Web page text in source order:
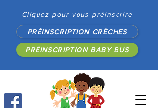
Cliquez pour vous préinscrire
PRÉINSCRIPTION CRÈCHES
PRÉINSCRIPTION BABY BUS